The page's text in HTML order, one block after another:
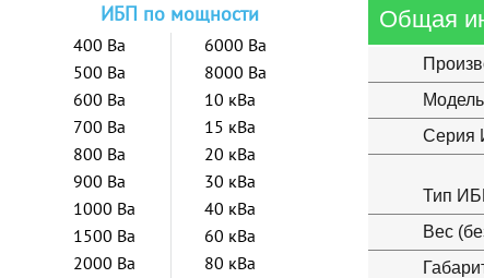
ИБП по мощности
400 Ва
6000 Ва
500 Ва
8000 Ва
600 Ва
10 кВа
700 Ва
15 кВа
800 Ва
20 кВа
900 Ва
30 кВа
1000 Ва
40 кВа
1500 Ва
60 кВа
2000 Ва
80 кВа
Общая
Модель
Серия
Тип
Вес